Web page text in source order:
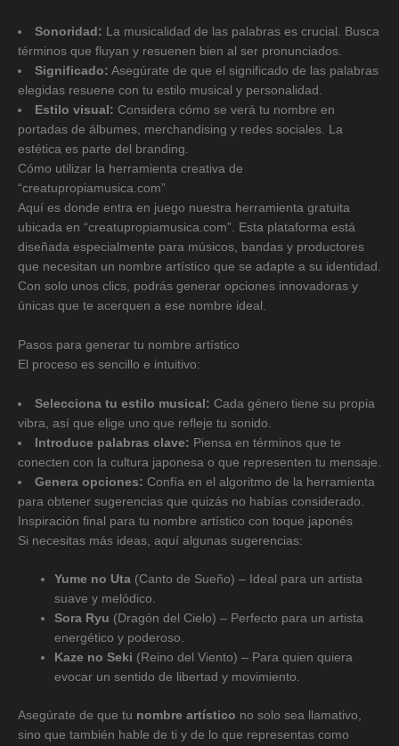
Sonoridad: La musicalidad de las palabras es crucial. Busca
términos que fluyan y resuenen bien al ser pronunciados.
Significado: Asegúrate de que el significado de las palabras
elegidas resuene con tu estilo musical y personalidad.
Estilo visual: Considera cómo se verá tu nombre en
portadas de álbumes, merchandising y redes sociales. La
estética es parte del branding.
Cómo utilizar la herramienta creativa de
“creatupropiamusica.com”
Aquí es donde entra en juego nuestra herramienta gratuita
ubicada en “creatupropiamusica.com”. Esta plataforma está
diseñada especialmente para músicos, bandas y productores
que necesitan un nombre artístico que se adapte a su identidad.
Con solo unos clics, podrás generar opciones innovadoras y
únicas que te acerquen a ese nombre ideal.
Pasos para generar tu nombre artístico
El proceso es sencillo e intuitivo:
Selecciona tu estilo musical: Cada género tiene su propia
vibra, así que elige uno que refleje tu sonido.
Introduce palabras clave: Piensa en términos que te
conecten con la cultura japonesa o que representen tu mensaje.
Genera opciones: Confía en el algoritmo de la herramienta
para obtener sugerencias que quizás no habías considerado.
Inspiración final para tu nombre artístico con toque japonés
Si necesitas más ideas, aquí algunas sugerencias:
Yume no Uta (Canto de Sueño) – Ideal para un artista
suave y melódico.
Sora Ryu (Dragón del Cielo) – Perfecto para un artista
energético y poderoso.
Kaze no Seki (Reino del Viento) – Para quien quiera
evocar un sentido de libertad y movimiento.
Asegúrate de que tu nombre artístico no solo sea llamativo,
sino que también hable de ti y de lo que representas como